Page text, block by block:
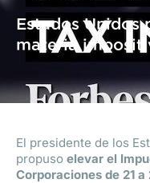
Estados Unidos
materia
El presidente de los
propuso elevar el
Corporaciones de 21 a